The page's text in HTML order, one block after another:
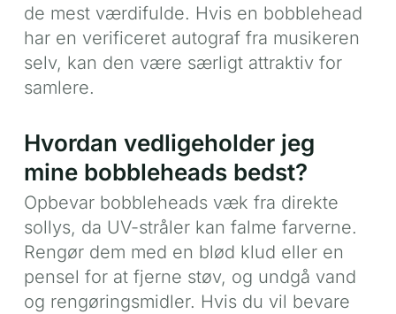
de mest værdifulde. Hvis en bobblehead
har en verificeret autograf fra musikeren
selv, kan den være særligt attraktiv for
samlere.
Hvordan vedligeholder jeg
mine bobbleheads bedst?
Opbevar bobbleheads væk fra direkte
sollys, da UV-stråler kan falme farverne.
Rengør dem med en blød klud eller en
pensel for at fjerne støv, og undgå vand
og rengøringsmidler. Hvis du vil bevare